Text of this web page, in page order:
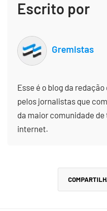
Escrito por
Gremistas
Esse é o blog da
pelos jornalistas que
da maior comunidade
internet.